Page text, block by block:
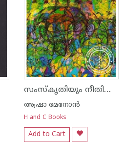
സംസ്കൃതിയും നീതിശാസ്ത്രവും
ആഷാ മേനോന്‍
H and C Books
Add to Cart